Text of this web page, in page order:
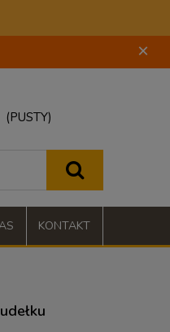
×
(PUSTY)
KONTAKT